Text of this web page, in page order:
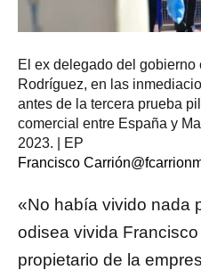
El ex delegado del gobierno
Rodríguez, en las
antes de la tercera prueba
comercial entre España y
2023. | EP
Francisco Carrión
«No había vivido nada
odisea vivida
propietario de la